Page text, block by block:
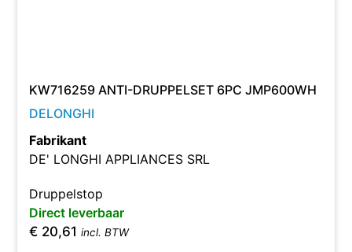
KW716259 ANTI-DRUPPELSET 6PC JMP600WH
DELONGHI
Fabrikant
DE' LONGHI APPLIANCES SRL
Druppelstop
Direct leverbaar
€ 20,61 incl. BTW